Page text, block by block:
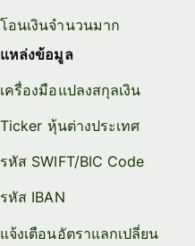
โอนเงินจำนวนมาก
แหล่งข้อมูล
เครื่องมือแปลงสกุลเงิน
Ticker หุ้นต่างประเทศ
รหัส SWIFT/BIC Code
รหัส IBAN
แจ้งเตือนอัตราแลกเปลี่ยน